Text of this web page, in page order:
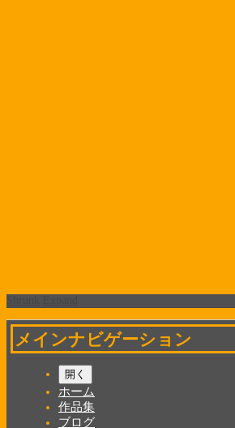
メインナビゲーション
開く
ホーム
作品集
ブログ